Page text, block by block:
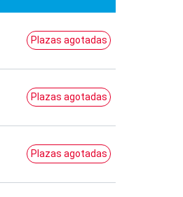
Plazas agotadas
Plazas agotadas
Plazas agotadas